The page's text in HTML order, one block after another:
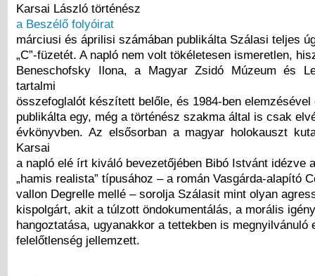
Karsai László történész
a Beszélő folyóirat
márciusi és áprilisi számában publikálta Szálasi teljes
„C”-füzetét. A napló nem volt tökéletesen ismeretlen,
Beneschofsky Ilona, a Magyar Zsidó Múzeum és
tartalmi
összefoglalót készített belőle, és 1984-ben elemzésével
publikálta egy, még a történész szakma által is csak
évkönyvben. Az elsősorban a magyar holokauszt
Karsai
a napló elé írt kiváló bevezetőjében Bibó Istvánt idézve
„hamis realista” típusához – a román Vasgárda-alapító
vallon Degrelle mellé – sorolja Szálasit mint olyan
kispolgárt, akit a túlzott öndokumentálás, a morális
hangoztatása, ugyanakkor a tettekben is megnyilvánuló
felelőtlenség jellemzett.